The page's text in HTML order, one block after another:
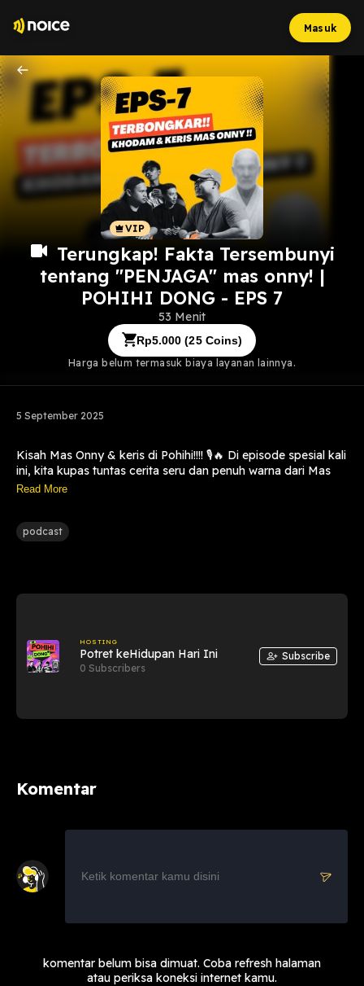
Masuk
Terungkap! Fakta Tersembunyi
tentang "PENJAGA" mas onny! |
POHIHI DONG - EPS 7
53 Menit
Rp5.000 (25Coins)
Harga belum termasuk biaya layanan lainnya.
5 September 2025
Kisah Mas Onny & keris di Pohihi!!!! 🎙️🔥 Di episode spesial kali
ini, kita kupas tuntas cerita seru dan penuh warna dari Mas
Onny dan keris nya lho!!! Dari kisah mistis, pengalaman nya,
sampai habis, karena ada banyak insight yang sayang
Read More
podcast
HOSTING
Potret keHidupan Hari Ini
0 Subscribers
Subscribe
Komentar
komentar belum bisa dimuat. Coba refresh halaman
atau periksa koneksi internet kamu.